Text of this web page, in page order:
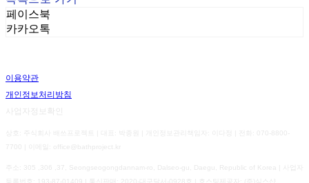
페이스북
카카오톡
이용약관
개인정보처리방침
사업자정보확인
상호: 주식회사 배쓰프로젝트 | 대표: 박종원 | 개인정보관리책임자: 이다정 | 전화: 070-8800-
7700 | 이메일: office@bathproject.kr
주소: 305 ,306 ,37, Seongseogongdannam-ro, Dalseo-gu, Daegu, Republic of Korea | 사업자
193-87-01409 2020-대구달서-0928호 | 호스팅제공자: (주)식스샵